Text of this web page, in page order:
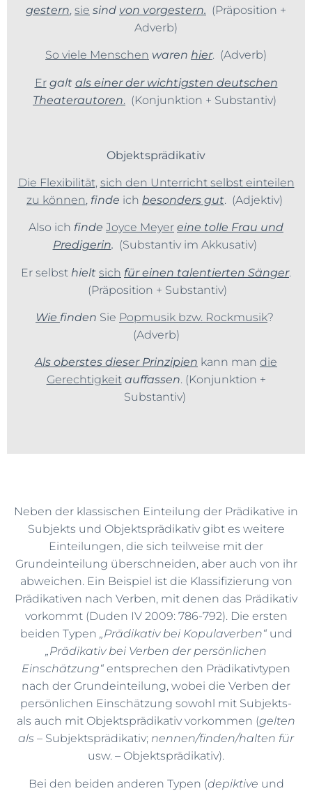
gestern, sie sind von vorgestern. (Präposition +
Adverb)
So viele Menschen waren hier. (Adverb)
Er galt als einer der wichtigsten deutschen
Theaterautoren. (Konjunktion + Substantiv)
Objektsprädikativ
Die Flexibilität, sich den Unterricht selbst einteilen
zu können, finde ich besonders gut. (Adjektiv)
Also ich finde Joyce Meyer eine tolle Frau und
Predigerin. (Substantiv im Akkusativ)
Er selbst hielt sich für einen talentierten Sänger.
(Präposition + Substantiv)
Wie finden Sie Popmusik bzw. Rockmusik?
(Adverb)
Als oberstes dieser Prinzipien kann man die
Gerechtigkeit auffassen. (Konjunktion +
Substantiv)
Neben der klassischen Einteilung der Prädikative in
Subjekts und Objektsprädikativ gibt es weitere
Einteilungen, die sich teilweise mit der
Grundeinteilung überschneiden, aber auch von ihr
abweichen. Ein Beispiel ist die Klassifizierung von
Prädikativen nach Verben, mit denen das Prädikativ
vorkommt (Duden IV 2009: 786-792). Die ersten
beiden Typen „Prädikativ bei Kopulaverben“ und
„Prädikativ bei Verben der persönlichen
Einschätzung“ entsprechen den Prädikativtypen
nach der Grundeinteilung, wobei die Verben der
persönlichen Einschätzung sowohl mit Subjekts-
als auch mit Objektsprädikativ vorkommen (gelten
als – Subjektsprädikativ; nennen/finden/halten für
usw. – Objektsprädikativ).
Bei den beiden anderen Typen (depiktive und